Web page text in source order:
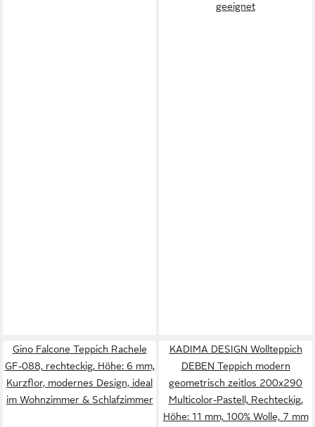
geeignet
Gino Falcone Teppich Rachele
GF-088, rechteckig, Höhe: 6 mm,
Kurzflor, modernes Design, ideal
im Wohnzimmer & Schlafzimmer
KADIMA DESIGN Wollteppich
DEBEN Teppich modern
geometrisch zeitlos 200x290
Multicolor-Pastell, Rechteckig,
Höhe: 11 mm, 100% Wolle, 7 mm